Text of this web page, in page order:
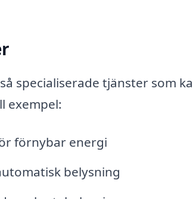
specialiserade tjänster som
exempel:
förnybar energi
belysning